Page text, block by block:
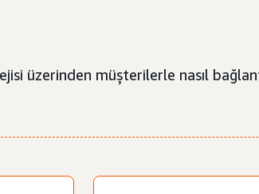
üzerinden müşterilerle nasıl